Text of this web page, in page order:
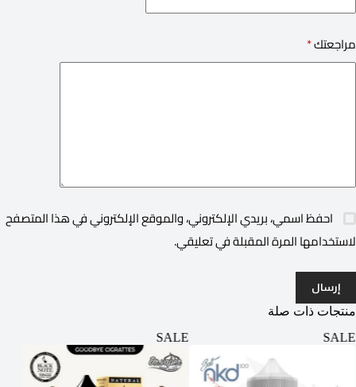
مراجعتك*
احفظ اسمي، بريدي الإلكتروني، والموقع الإلكتروني في هذا المتصفح
لاستخدامها المرة المقبلة في تعليقي.
إرسال
منتجات ذات صلة
SALE
SALE